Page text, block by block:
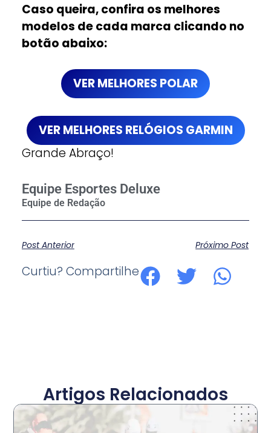
Caso queira, confira os melhores
modelos de cada marca clicando no
botão abaixo:
VER MELHORES POLAR
VER MELHORES RELÓGIOS GARMIN
Grande Abraço!
Equipe Esportes Deluxe
Post Anterior Próximo Post
Curtiu? Compartilhe
Artigos Relacionados